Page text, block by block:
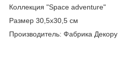
Коллекция "Space adventure"
Размер 30,5х30,5 см
Производитель: Фабрика Декору